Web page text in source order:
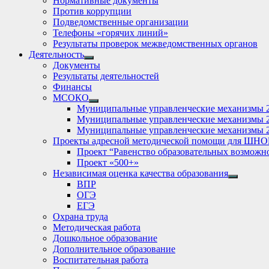
Против коррупции
Подведомственные организации
Телефоны «горячих линий»
Результаты проверок межведомственных органов
Деятельность
Show
sub
menu
Документы
Результаты деятельностей
Финансы
МСОКО
Show
sub
menu
Муниципальные управленческие механизмы
Муниципальные управленческие механизмы
Муниципальные управленческие механизмы
Проекты адресной методической помощи для
Проект “Равенство образовательных
Проект «500+»
Независимая оценка качества образования
Show
ВПР
ОГЭ
ЕГЭ
Охрана труда
Методическая работа
Дошкольное образование
Дополнительное образование
Воспитательная работа